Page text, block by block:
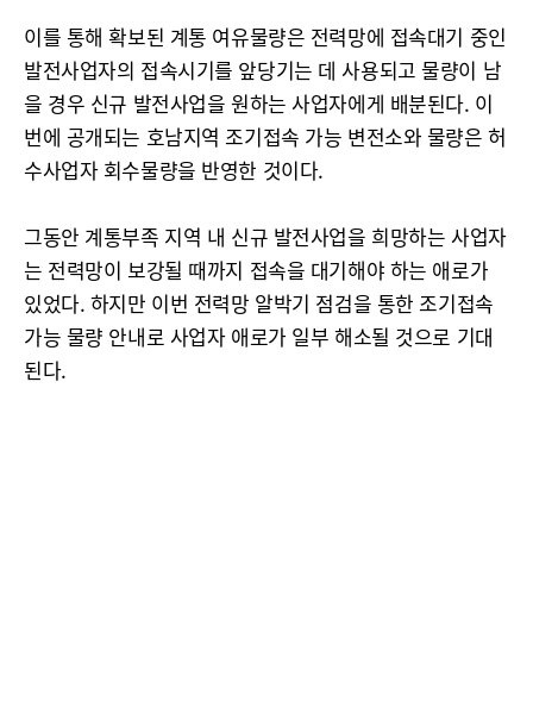
이를 통해 확보된 계통 여유물량은 전력망에 접속대기 중인
발전사업자의 접속시기를 앞당기는 데 사용되고 물량이 남
을 경우 신규 발전사업을 원하는 사업자에게 배분된다. 이
번에 공개되는 호남지역 조기접속 가능 변전소와 물량은 허
수사업자 회수물량을 반영한 것이다.
그동안 계통부족 지역 내 신규 발전사업을 희망하는 사업자
는 전력망이 보강될 때까지 접속을 대기해야 하는 애로가
있었다. 하지만 이번 전력망 알박기 점검을 통한 조기접속
가능 물량 안내로 사업자 애로가 일부 해소될 것으로 기대
된다.